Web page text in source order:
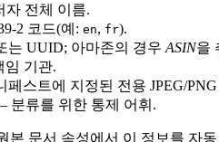
자 전체 이름.
코드(예: en, fr).
는 UUID; 아마존의 경우 ASIN을
임 기관.
페스트에 지정된 전용 JPEG/
– 분류를 위한 통제 어휘.
본 문서 속성에서 이 정보를 자